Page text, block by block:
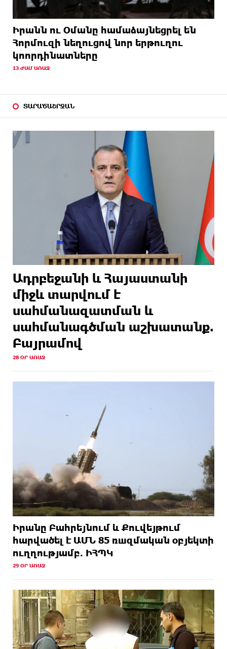
Իրանն ու Օմանը համաձայնեցրել են
Հորմուզի նեղուցով նոր երթուղու
կոորդինատները
13 ԺԱՄ ԱՌԱՋ
ՏԱՐԱԾԱՇՐՋԱՆ
Ադրբեջանի և Հայաստանի
միջև տարվում է
սահմանազատման և
սահմանագծման աշխատանք.
Բայրամով
28 ՕՐ ԱՌԱՋ
Իրանը Բահրեյնում և Քուվեյթում
hարվածել է ԱՄՆ 85 ռшզմական օբյեկտի
ուղղությամբ. ԻՀՊԿ
29 ՕՐ ԱՌԱՋ